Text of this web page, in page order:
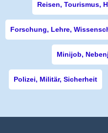
Reisen, Tourismus,
Forschung, Lehre,
Minijob,
Polizei, Militär, Sicherheit